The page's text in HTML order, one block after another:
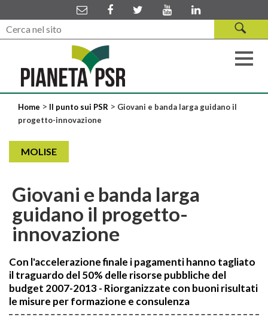
Home > Il punto sui PSR > Giovani e banda larga guidano il
progetto-innovazione
MOLISE
Giovani e banda larga
guidano il progetto-
innovazione
Con l'accelerazione finale i pagamenti hanno tagliato
il traguardo del 50% delle risorse pubbliche del
budget 2007-2013 - Riorganizzate con buoni risultati
le misure per formazione e consulenza